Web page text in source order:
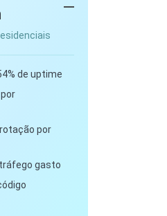
de uptime
por
gasto